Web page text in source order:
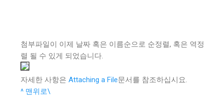
첨부파일이 이제 날짜 혹은 이름순으로 순정렬, 혹은 역정
렬 될 수 있게 되었습니다.
자세한 사항은 Attaching a File문서를 참조하십시요.
^ 맨위로\